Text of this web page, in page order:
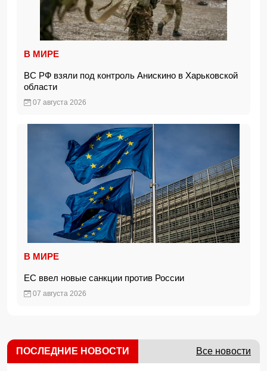
В МИРЕ
ВС РФ взяли под контроль Анискино в Харьковской
области
07 августа 2026
В МИРЕ
ЕС ввел новые санкции против России
07 августа 2026
ПОСЛЕДНИЕ НОВОСТИ Все новости